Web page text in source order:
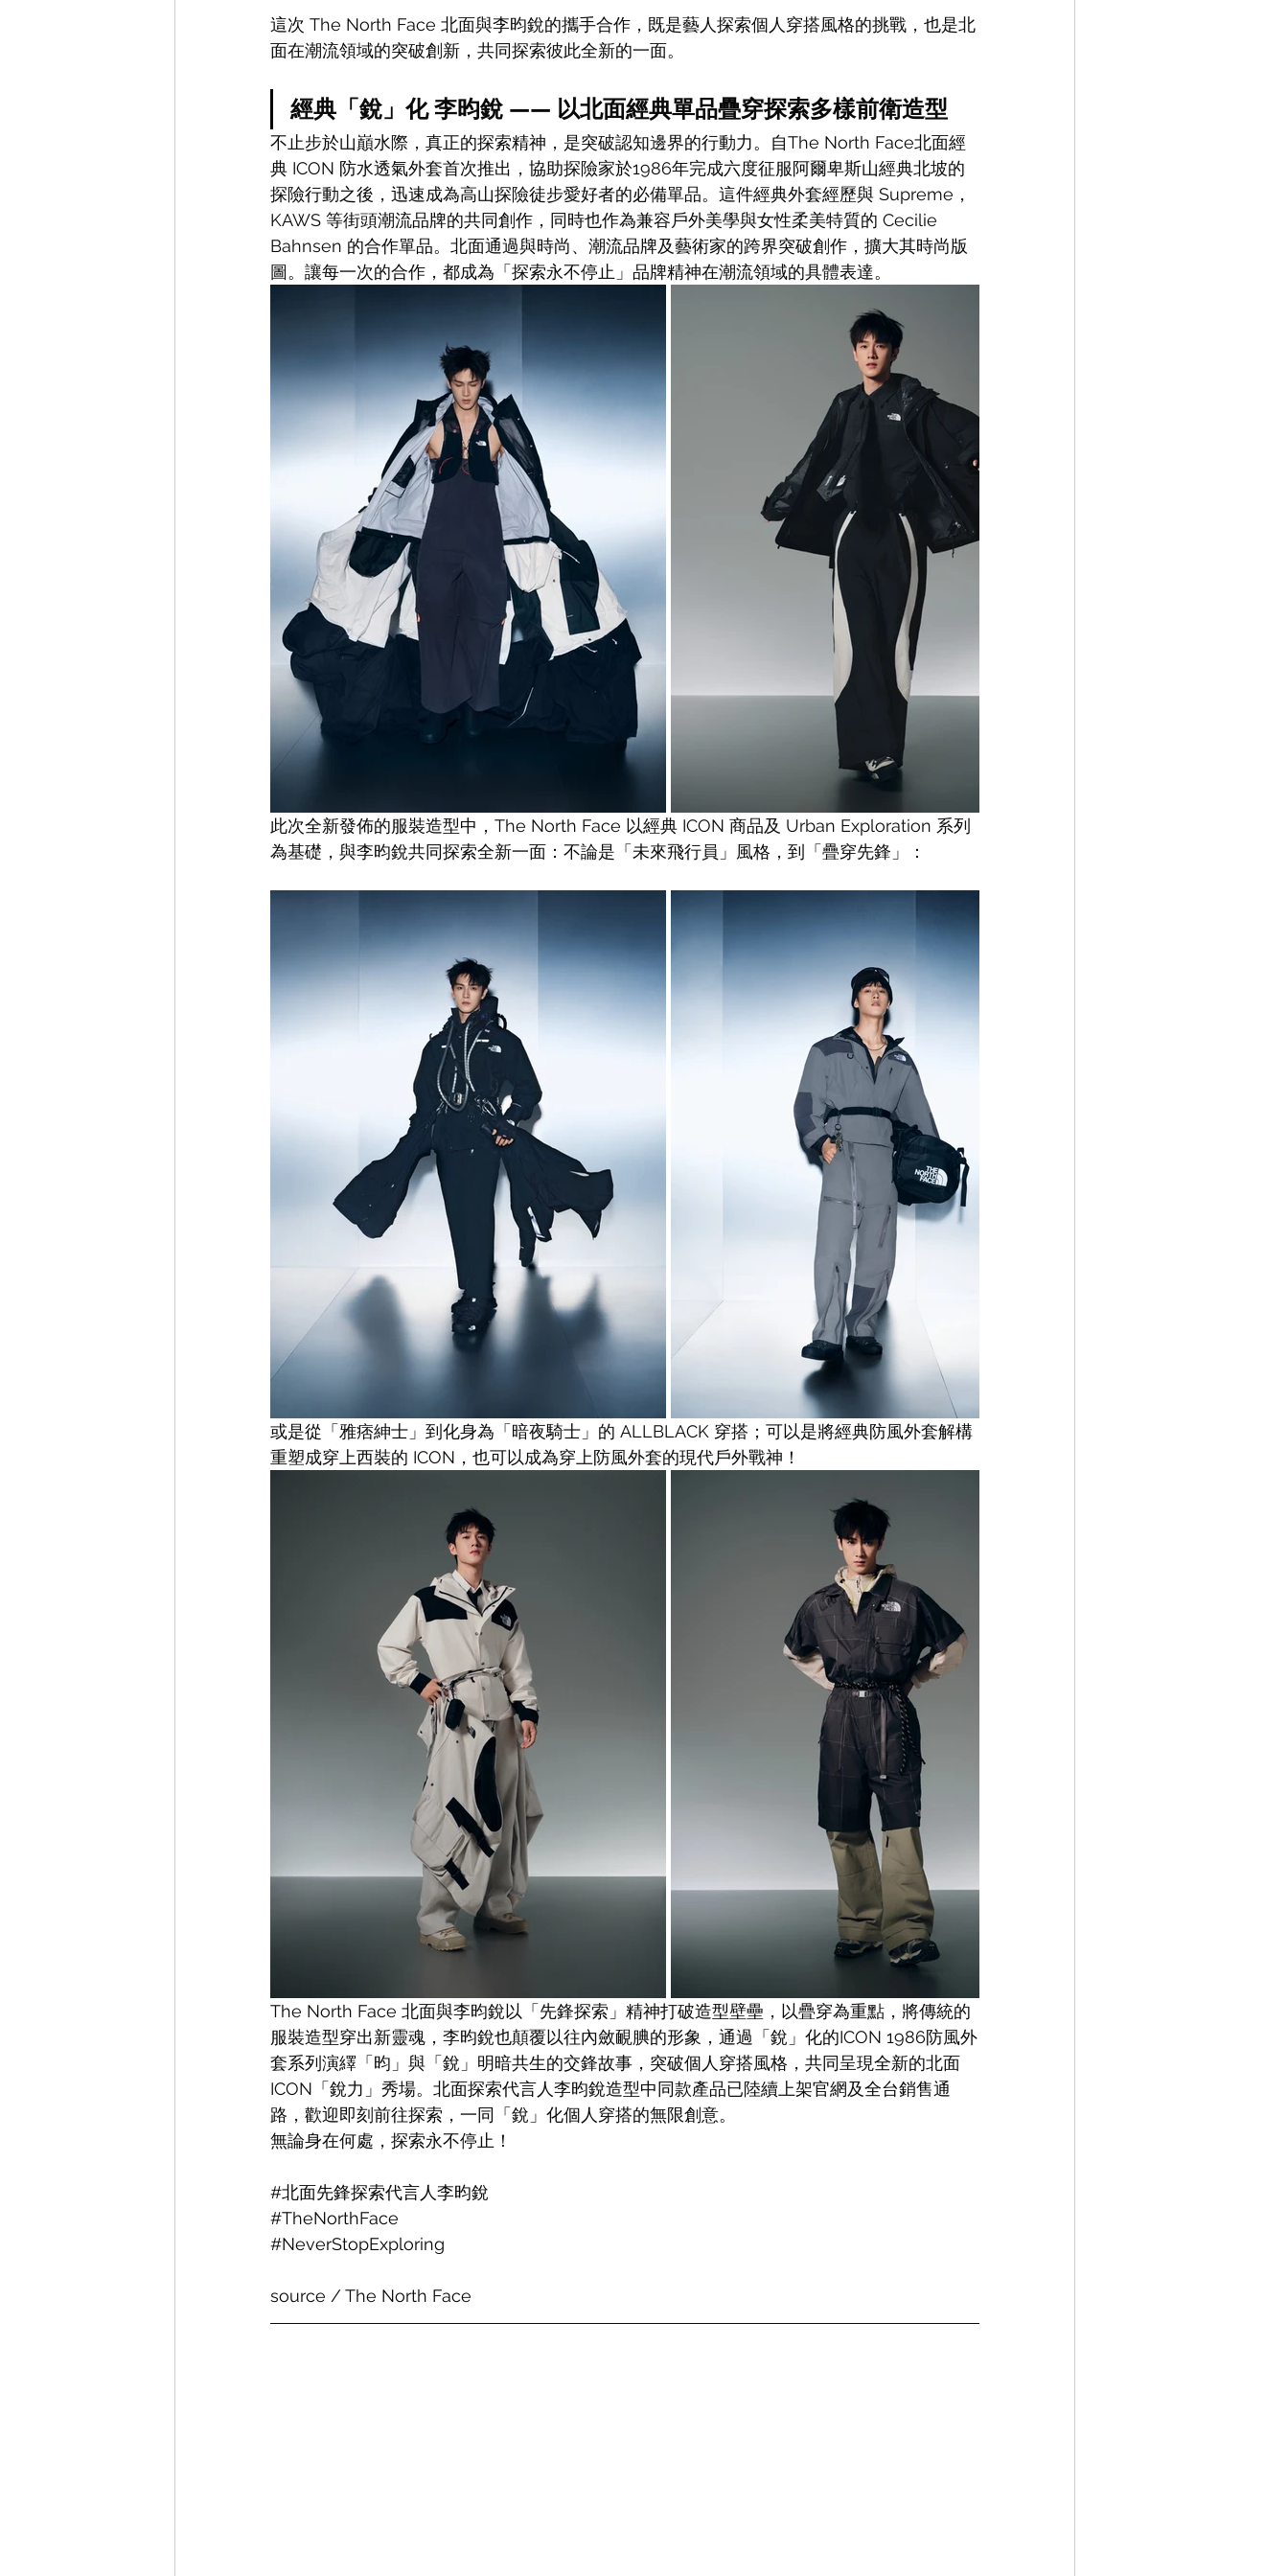
這次 The North Face 北面與李昀銳的攜手合作，既是藝人探索個人穿搭風格的挑戰，也是北
面在潮流領域的突破創新，共同探索彼此全新的一面。
經典「銳」化 李昀銳 —— 以北面經典單品疊穿探索多樣前衛造型
不止步於山巔水際，真正的探索精神，是突破認知邊界的行動力。自The North Face北面經
典 ICON 防水透氣外套首次推出，協助探險家於1986年完成六度征服阿爾卑斯山經典北坡的
探險行動之後，迅速成為高山探險徒步愛好者的必備單品。這件經典外套經歷與 Supreme，
KAWS 等街頭潮流品牌的共同創作，同時也作為兼容戶外美學與女性柔美特質的 Cecilie
Bahnsen 的合作單品。北面通過與時尚、潮流品牌及藝術家的跨界突破創作，擴大其時尚版
圖。讓每一次的合作，都成為「探索永不停止」品牌精神在潮流領域的具體表達。
此次全新發佈的服裝造型中，The North Face 以經典 ICON 商品及 Urban Exploration 系列
為基礎，與李昀銳共同探索全新一面：不論是「未來飛行員」風格，到「疊穿先鋒」：
或是從「雅痞紳士」到化身為「暗夜騎士」的 ALLBLACK 穿搭；可以是將經典防風外套解構
重塑成穿上西裝的 ICON，也可以成為穿上防風外套的現代戶外戰神！
The North Face 北面與李昀銳以「先鋒探索」精神打破造型壁壘，以疊穿為重點，將傳統的
服裝造型穿出新靈魂，李昀銳也顛覆以往內斂靦腆的形象，通過「銳」化的ICON 1986防風外
套系列演繹「昀」與「銳」明暗共生的交鋒故事，突破個人穿搭風格，共同呈現全新的北面
ICON「銳力」秀場。北面探索代言人李昀銳造型中同款產品已陸續上架官網及全台銷售通
路，歡迎即刻前往探索，一同「銳」化個人穿搭的無限創意。
無論身在何處，探索永不停止！
#北面先鋒探索代言人李昀銳
#TheNorthFace
#NeverStopExploring
source / The North Face